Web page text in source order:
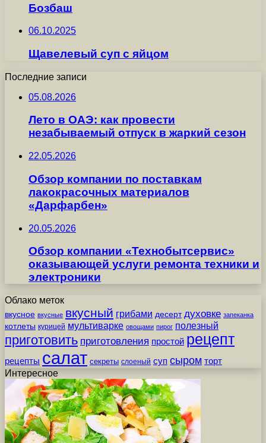
Бозбаш
06.10.2025
Щавелевый суп с яйцом
Последние записи
05.08.2026
Лето в ОАЭ: как провести
незабываемый отпуск в жаркий сезон
22.05.2026
Обзор компании по поставкам
лакокрасочных материалов
«Дарфарбен»
20.05.2026
Обзор компании «Технобытсервис»
оказывающей услуги ремонта техники и
электроники
Облако меток
вкусное вкусные вкусный грибами десерт духовке запеканка
котлеты курицей мультиварке овощами пирог полезный
приготовить приготовления простой рецепт
рецепты салат секреты слоеный суп сыром торт
Интересное